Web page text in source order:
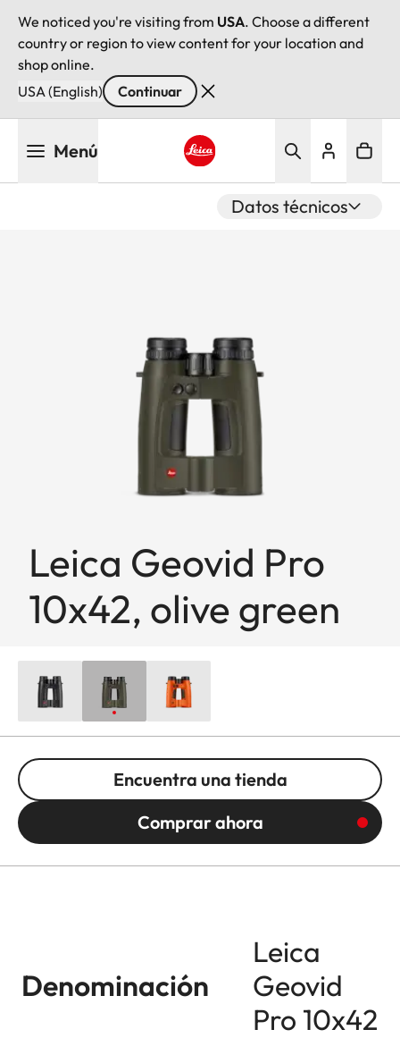
We noticed you're visiting from USA. Choose a different
country or region to view content for your location and
shop online.
USA (English)
Continuar
Menú
Datos técnicos
Leica Geovid Pro
10x42, olive green
Encuentra una tienda
Comprar ahora
Denominación
Leica
Geovid
Pro 10x42